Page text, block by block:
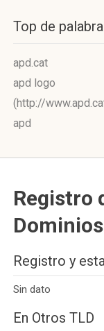
Top de
apd.cat
apd logo
(http://
apd
Registro
Dominios
Registro y
Sin dato
En Otros TLD